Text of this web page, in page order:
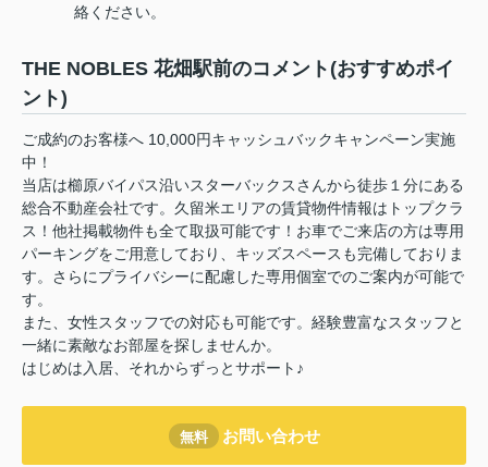
絡ください。
THE NOBLES 花畑駅前のコメント(おすすめポイ
ント)
ご成約のお客様へ 10,000円キャッシュバックキャンペーン実施
中！
当店は櫛原バイパス沿いスターバックスさんから徒歩１分にある
総合不動産会社です。久留米エリアの賃貸物件情報はトップクラ
ス！他社掲載物件も全て取扱可能です！お車でご来店の方は専用
パーキングをご用意しており、キッズスペースも完備しておりま
す。さらにプライバシーに配慮した専用個室でのご案内が可能で
す。
また、女性スタッフでの対応も可能です。経験豊富なスタッフと
一緒に素敵なお部屋を探しませんか。
はじめは入居、それからずっとサポート♪
無料 お問い合わせ